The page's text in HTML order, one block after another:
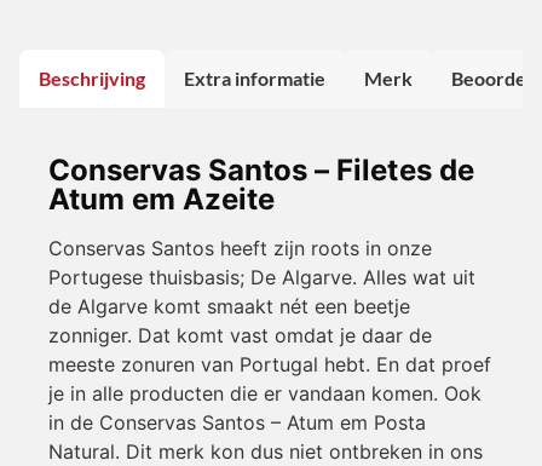
Beschrijving Extra informatie Merk
Conservas Santos – Filetes de
Atum em Azeite
Conservas Santos heeft zijn roots in onze
Portugese thuisbasis; De Algarve. Alles wat uit
de Algarve komt smaakt nét een beetje
zonniger. Dat komt vast omdat je daar de
meeste zonuren van Portugal hebt. En dat proef
je in alle producten die er vandaan komen. Ook
in de Conservas Santos – Atum em Posta
Natural. Dit merk kon dus niet ontbreken in ons